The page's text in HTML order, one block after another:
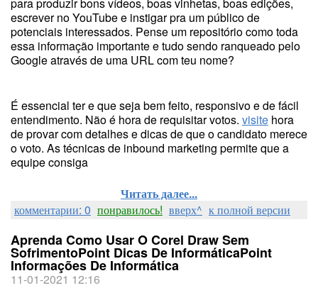
escrever no YouTube e instigar pra um público de
potenciais interessados. Pense um repositório como toda
essa informação importante e tudo sendo ranqueado pelo
Google através de uma URL com teu nome?
É essencial ter e que seja bem feito, responsivo e de fácil
entendimento. Não é hora de requisitar votos. visite hora
de provar com detalhes e dicas de que o candidato merece
o voto. As técnicas de inbound marketing permite que a
equipe consiga
Читать далее...
комментарии: 0 понравилось! вверх^ к полной версии
Aprenda Como Usar O Corel Draw Sem
SofrimentoPoint Dicas De InformáticaPoint
Informações De Informática
11-01-2021 12:16